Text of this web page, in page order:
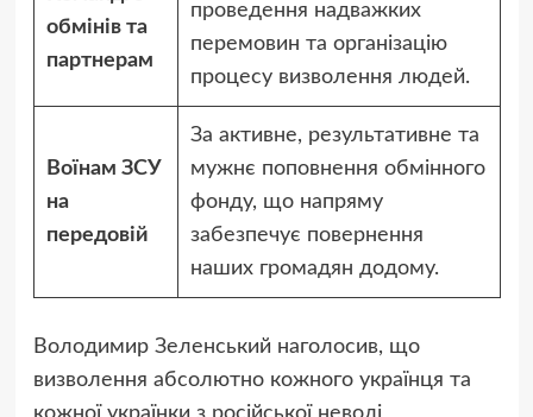
обмінів та
партнерам
проведення надважких
перемовин та організацію
процесу визволення людей.
Воїнам ЗСУ
на
передовій
За активне, результативне та
мужнє поповнення обмінного
фонду, що напряму
забезпечує повернення
наших громадян додому.
Володимир Зеленський наголосив, що
визволення абсолютно кожного українця та